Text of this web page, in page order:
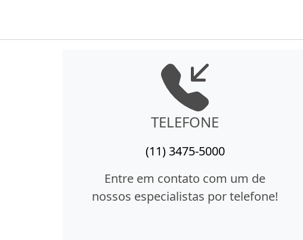
TELEFONE
(11) 3475-5000
Entre em contato com um de
nossos especialistas por telefone!